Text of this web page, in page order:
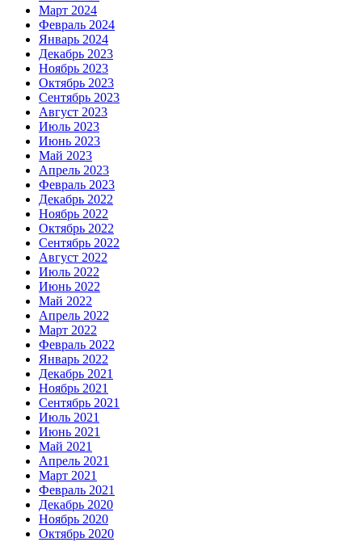
Март 2024
Февраль 2024
Январь 2024
Декабрь 2023
Ноябрь 2023
Октябрь 2023
Сентябрь 2023
Август 2023
Июль 2023
Июнь 2023
Май 2023
Апрель 2023
Февраль 2023
Декабрь 2022
Ноябрь 2022
Октябрь 2022
Сентябрь 2022
Август 2022
Июль 2022
Июнь 2022
Май 2022
Апрель 2022
Март 2022
Февраль 2022
Январь 2022
Декабрь 2021
Ноябрь 2021
Сентябрь 2021
Июль 2021
Июнь 2021
Май 2021
Апрель 2021
Март 2021
Февраль 2021
Декабрь 2020
Ноябрь 2020
Октябрь 2020